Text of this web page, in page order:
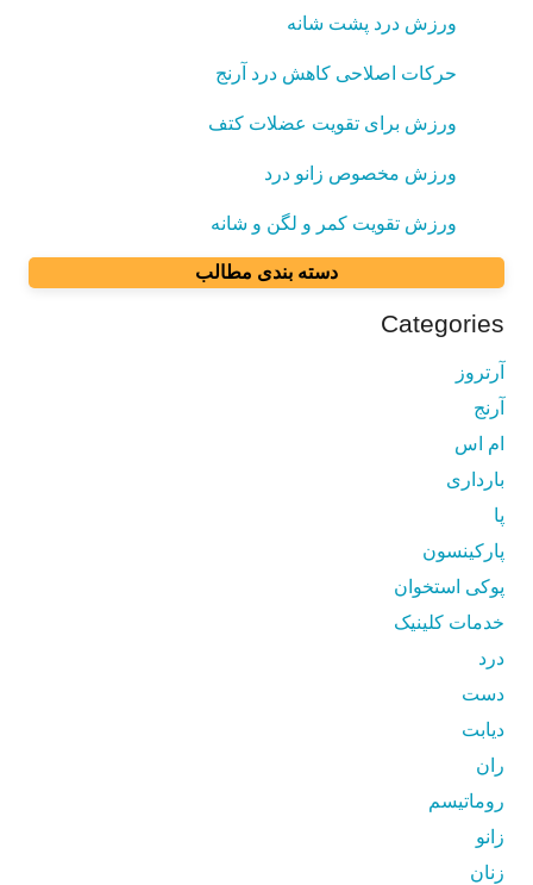
ورزش درد پشت شانه
حرکات اصلاحی کاهش درد آرنج
ورزش برای تقویت عضلات کتف
ورزش مخصوص زانو درد
ورزش تقویت کمر و لگن و شانه
دسته بندی مطالب
Categories
آرتروز
آرنج
ام اس
بارداری
پا
پارکینسون
پوکی استخوان
خدمات کلینیک
درد
دست
دیابت
ران
روماتیسم
زانو
زنان